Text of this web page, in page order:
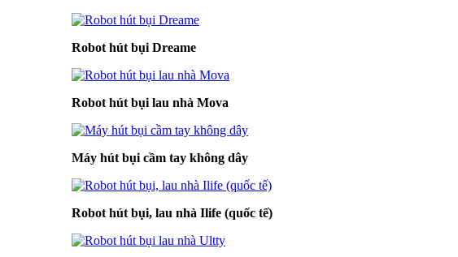
Robot hút bụi Dreame
Robot hút bụi lau nhà Mova
Máy hút bụi cầm tay không dây
Robot hút bụi, lau nhà Ilife (quốc tế)